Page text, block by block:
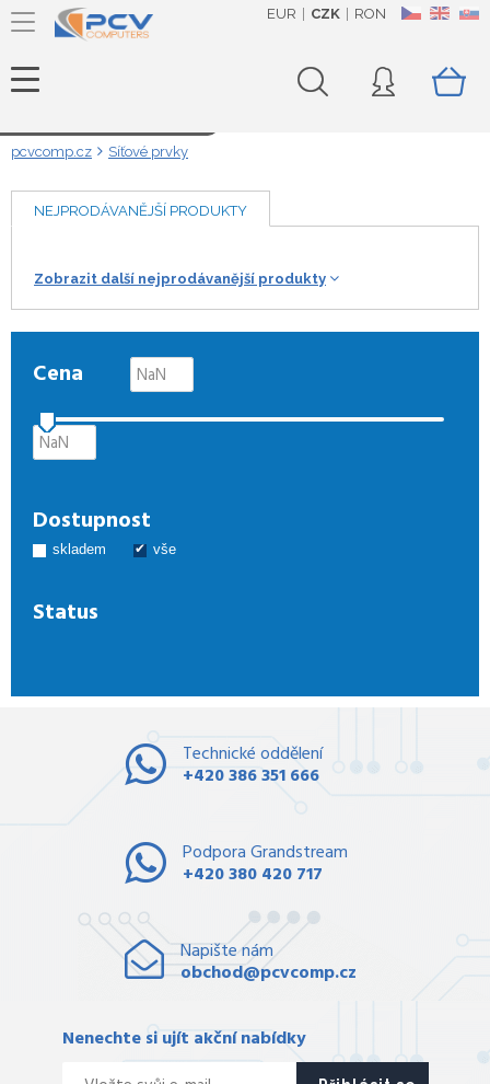
CZ EN SK
EUR CZK RON
pcvcomp.cz Síťové prvky
NEJPRODÁVANĚJŠÍ PRODUKTY
Zobrazit další nejprodávanější produkty
Cena
Dostupnost
skladem vše
Status
Technické oddělení
+420 386 351 666
Podpora Grandstream
+420 380 420 717
Napište nám
obchod@pcvcomp.cz
Nenechte si ujít akční nabídky